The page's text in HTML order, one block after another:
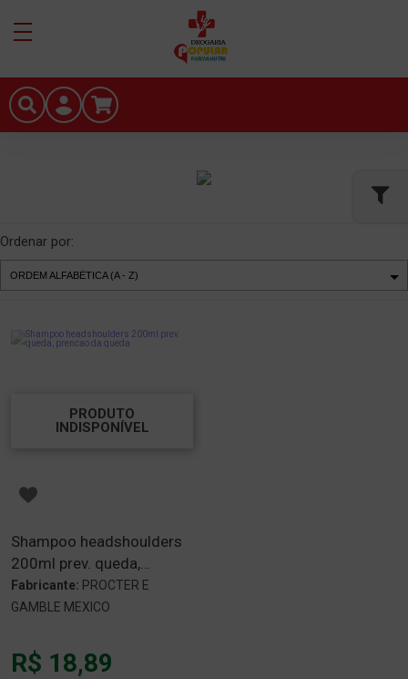
Ordenar por:
PRODUTO
INDISPONÍVEL
Shampoo headshoulders
200ml prev. queda,
prencao da queda
Fabricante: PROCTER E
GAMBLE MEXICO
R$ 18,89